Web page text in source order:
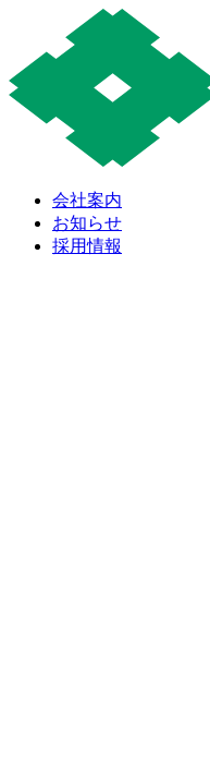
会社案内
お知らせ
採用情報